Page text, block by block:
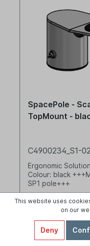
SpacePole -
TopMount -
C4900234_S1-02
Ergonomic
Colour: black +++Mounting on peripheral arm or
SP1 pole+++
QUAD-
This website uses
on our
Deny